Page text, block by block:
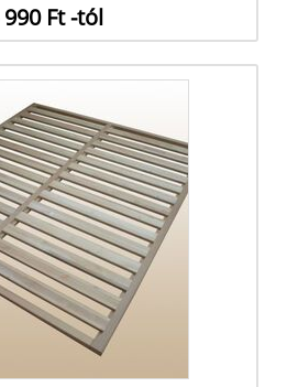
990 Ft -tól